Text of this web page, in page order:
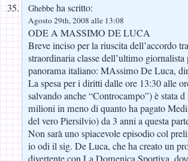
Ghebbe ha scritto:
Agosto 29th, 2008 alle 13:08
ODE A MASSIMO DE LUCA
Breve inciso per la riuscita dell’accordo
straordinaria classe dell’ultimo
panorama italiano: MAssimo De Luca,
La spesa per i diritti dalle ore 13:30 alle
salvando anche “Controcampo”) è stata
milioni in meno di quanto ha pagato
del vero Piersilvio) da 3 anni a questa
Non sarà uno spiacevole episodio col
io odi il sig. De Luca, che ha creato un
divertente con La Domenica Sportiva,